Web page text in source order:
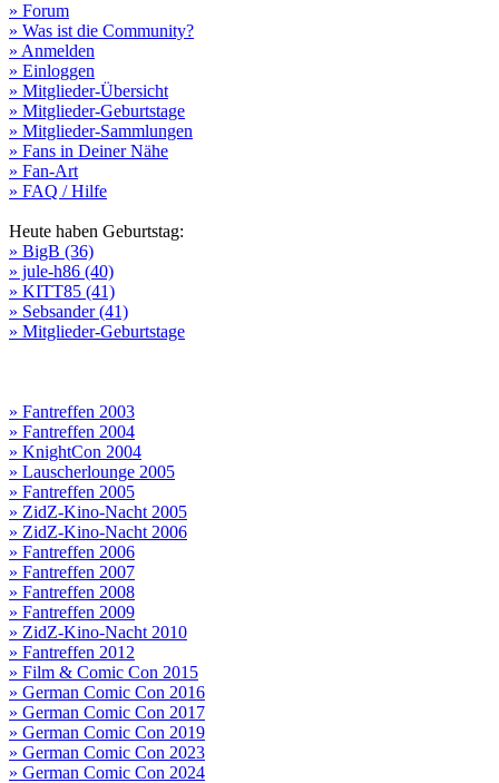
» Forum
» Was ist die Community?
» Anmelden
» Einloggen
» Mitglieder-Übersicht
» Mitglieder-Geburtstage
» Mitglieder-Sammlungen
» Fans in Deiner Nähe
» Fan-Art
» FAQ / Hilfe
Heute haben Geburtstag:
» BigB (36)
» jule-h86 (40)
» KITT85 (41)
» Sebsander (41)
» Mitglieder-Geburtstage
» Fantreffen 2003
» Fantreffen 2004
» KnightCon 2004
» Lauscherlounge 2005
» Fantreffen 2005
» ZidZ-Kino-Nacht 2005
» ZidZ-Kino-Nacht 2006
» Fantreffen 2006
» Fantreffen 2007
» Fantreffen 2008
» Fantreffen 2009
» ZidZ-Kino-Nacht 2010
» Fantreffen 2012
» Film & Comic Con 2015
» German Comic Con 2016
» German Comic Con 2017
» German Comic Con 2019
» German Comic Con 2023
» German Comic Con 2024